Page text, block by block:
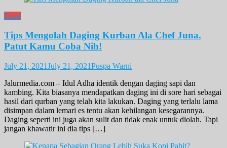
Food
Tips Mengolah Daging Kurban Ala Chef Juna.
Patut Kamu Coba Nih!
July 21, 2021July 21, 2021Puspa Warni
Jalurmedia.com – Idul Adha identik dengan daging sapi dan
kambing. Kita biasanya mendapatkan daging ini di sore hari sebagai
hasil dari qurban yang telah kita lakukan. Daging yang terlalu lama
disimpan dalam lemari es tentu akan kehilangan kesegarannya.
Daging seperti ini juga akan sulit dan tidak enak untuk diolah. Tapi
jangan khawatir ini dia tips […]